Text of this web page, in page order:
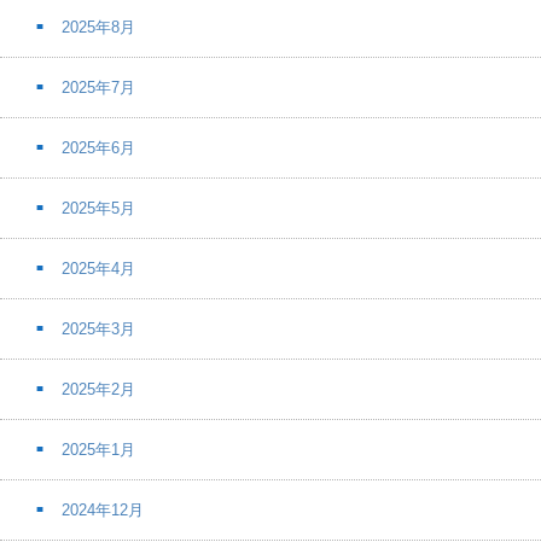
2025年8月
2025年7月
2025年6月
2025年5月
2025年4月
2025年3月
2025年2月
2025年1月
2024年12月